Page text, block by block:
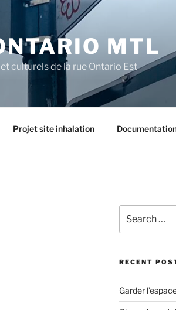
MTL
culturels de la rue Ontario Est
Projet site inhalation
for:
RECENT
Garder